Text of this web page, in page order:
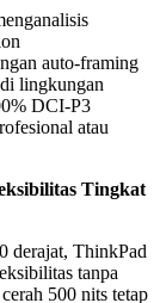
auto-framing
lingkungan
DCI-P3
atau
Tingkat
derajat, ThinkPad
tanpa
500 nits tetap